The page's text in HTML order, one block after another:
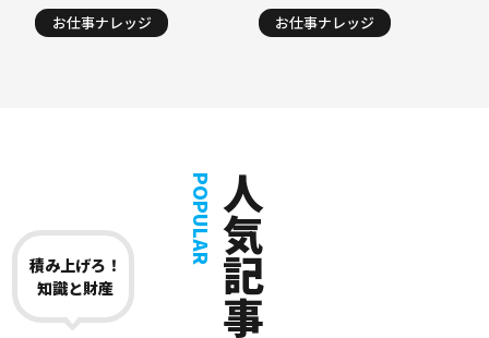
お仕事ナレッジ
お仕事ナレッジ
人気記事
POPULAR
積み上げろ！
知識と財産